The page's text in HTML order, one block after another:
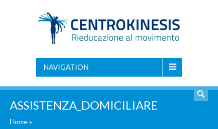
NAVIGATION
ASSISTENZA_DOMICILIARE
Home»